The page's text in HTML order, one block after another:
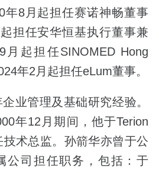
年8月起担任赛诺神畅董事
担任安华恒基执行董事兼
起担任SINOMED Hong
年2月起担任eLum董事。
业管理及基础研究经验。
年12月期间，他于Terion
术总监。孙箭华亦曾于公
公司担任职务，包括：于